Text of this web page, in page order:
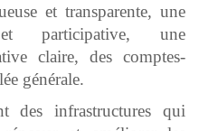
et transparente, une
participative, une
claire, des comptes-
générale.
des infrastructures qui